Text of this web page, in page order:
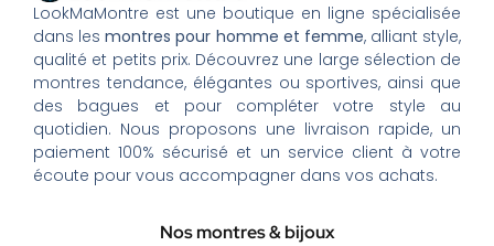
LookMaMontre est une boutique en ligne spécialisée
dans lesmontres pour homme et femme, alliant style,
qualité et petits prix. Découvrez une large sélection de
montres tendance, élégantes ou sportives, ainsi que
des bagues et pour compléter votre style au
quotidien. Nous proposons une livraison rapide, un
paiement 100% sécurisé et un service client à votre
écoute pour vous accompagner dans vos achats.
Nos montres & bijoux